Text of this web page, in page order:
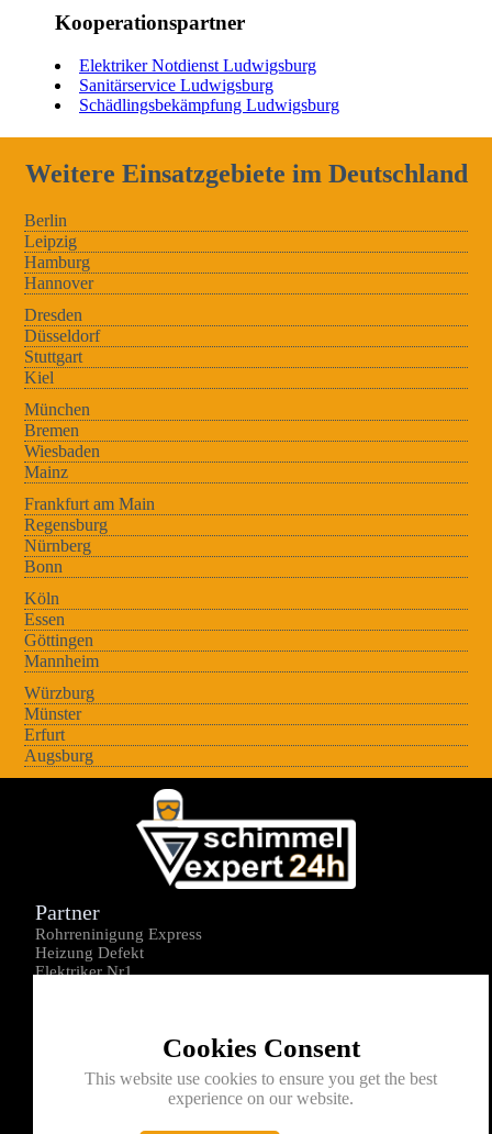
Kooperationspartner
Elektriker Notdienst Ludwigsburg
Sanitärservice Ludwigsburg
Schädlingsbekämpfung Ludwigsburg
Weitere Einsatzgebiete im Deutschland
Berlin
Leipzig
Hamburg
Hannover
Dresden
Düsseldorf
Stuttgart
Kiel
München
Bremen
Wiesbaden
Mainz
Frankfurt am Main
Regensburg
Nürnberg
Bonn
Köln
Essen
Göttingen
Mannheim
Würzburg
Münster
Erfurt
Augsburg
Cookies Consent
This website use cookies to ensure you get the best
experience on our website.
Partner
Rohrreninigung Express
Heizung Defekt
Elektriker Nr1
Kontakt